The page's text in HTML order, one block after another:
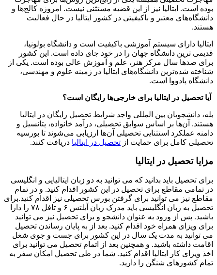
بوده است. ایتالیا نیز از این قضیه مستثنی نیست. امروزه کالج‌ها و
دانشگاه‌های معتبر و باکیفیتی در کشور ایتالیا در حال فعالیت
هستند.
ایتالیا دارای سیستم آموزشی باکیفیت است و دانشگاه بولونیا،
قدیمی ترین دانشگاه جهان را در خود جای داده است. این کشور
برای صدها سال مرکز هنر، علم و آموزش عالی بوده است. یکی از
شناخته شده‌ترین دانشگاه‌های ایتالیا در زمینه علوم و مهندسی،
دانشگاه پادووا است.
آیا تحصیل در ایتالیا برای خارجی‌ها رایگان است؟
بله، دانشجویان بین المللی واجد شرایط تحصیل رایگان در ایتالیا
هستند. آن‌ها بر اساس سوابق تحصیلی، درآمد خانواده، پتانسیل و
دامنه عملکرد استثنایی تحصیلی آن‌ها ارزیابی می‌شوند تا بورسیه
تحصیلی کامل برای حمایت از تحصیل در ایتالیا دریافت کنند.
مزایا تحصیل در ایتالیا
برای تحصیل باید بدانید که می توانید به دو زبان ایتالیایی و انگلیسی
در تمامی مقاطع برای تحصیل در این کشور اقدام کنید. و در تمام
مقاطع نیز می توانید برای گرفتن بورس تحصیلی نیز اقدام کنید.برای
تحصیل به زبان انگلیسی باید مدرک زبان آیلتس ۶ و تافل ۷۸ را دارا
باشید. پس از ورود به عنوان دانشجو و برای تحصیل نیز می توانید
برای ویزای همراه خود اقدام کنید. بعد از به پایان رساندن تحصیل
می توانید به مدت یک سال در این کشور برای جست و جوی شغل
اقامت داشته باشید. و همچنین بعد از اتمام تحصیل می توانید برای
اخذ ویزای کار ایتالیا اقدام کنید. شما در طی تحصیل امکان سفر به
تمام کشورهای شنگن را دارید.